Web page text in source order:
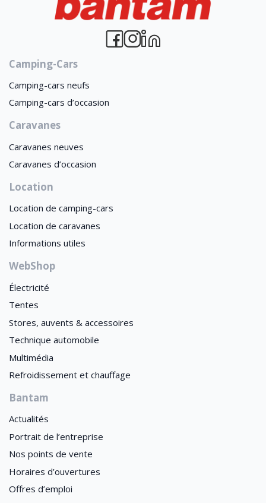
Camping-Cars
Camping-cars neufs
Camping-cars d’occasion
Caravanes
Caravanes neuves
Caravanes d’occasion
Location
Location de camping-cars
Location de caravanes
Informations utiles
WebShop
Électricité
Tentes
Stores, auvents & accessoires
Technique automobile
Multimédia
Refroidissement et chauffage
Bantam
Actualités
Portrait de l’entreprise
Nos points de vente
Horaires d’ouvertures
Offres d’emploi